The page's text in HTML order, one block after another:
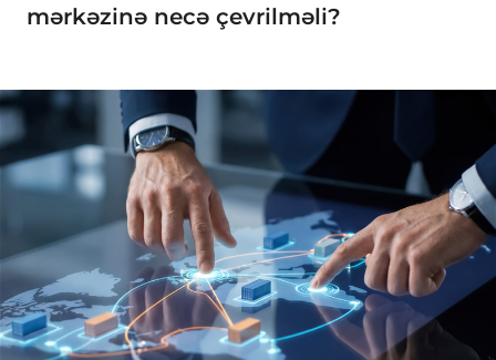
mərkəzinə necə çevrilməli?